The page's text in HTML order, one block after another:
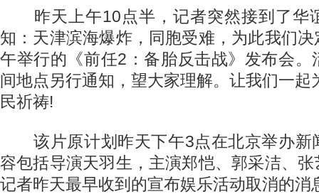
昨天上午10点半，记者突然接到了华
知：天津滨海爆炸，同胞受难，为此我们
午举行的《前任2：备胎反击战》发布会。
间地点另行通知，望大家理解。让我们一起
民祈祷!
该片原计划昨天下午3点在北京举办新
容包括导演天羽生，主演郑恺、郭采洁、
记者昨天最早收到的宣布娱乐活动取消的消